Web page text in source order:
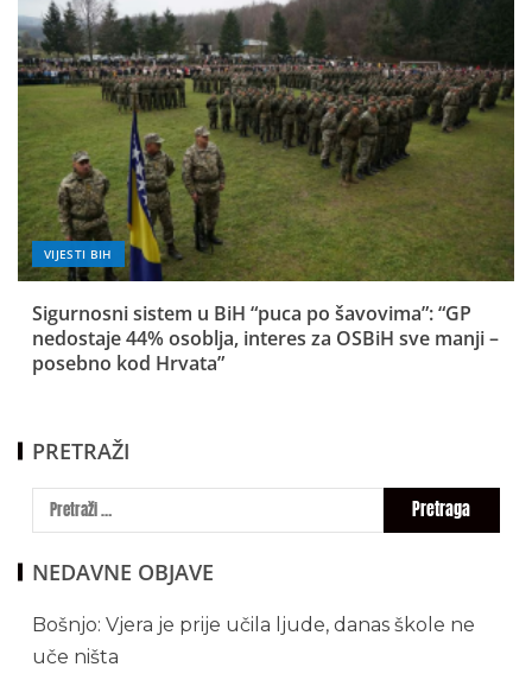
VIJESTI BIH
Sigurnosni sistem u BiH “puca po šavovima”: “GP
nedostaje 44% osoblja, interes za OSBiH sve manji –
posebno kod Hrvata”
PRETRAŽI
NEDAVNE OBJAVE
Bošnjo: Vjera je prije učila ljude, danas škole ne
uče ništa